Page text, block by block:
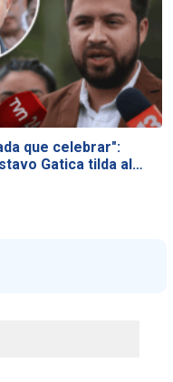
que celebrar":
Gatica tilda al…